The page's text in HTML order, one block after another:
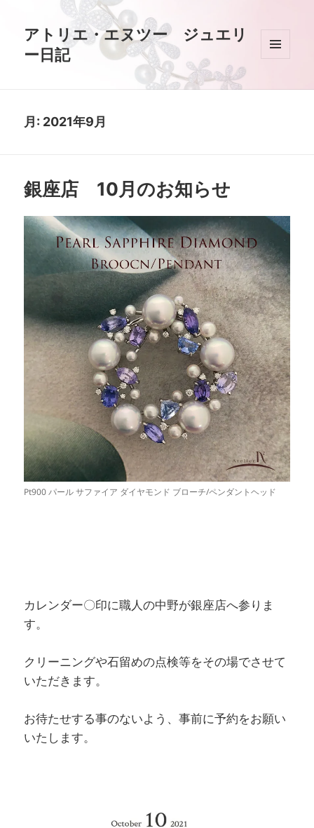
アトリエ・エヌツー ジュエリ
ー日記
ィジェ
月: 2021年9月
銀座店 10月のお知らせ
Pt900 パール サファイア ダイヤモンド ブローチ/ペンダントヘッド
カレンダー〇印に職人の中野が銀座店へ参りま
す。
クリーニングや石留めの点検等をその場でさせて
いただきます。
お待たせする事のないよう、事前に予約をお願い
いたします。